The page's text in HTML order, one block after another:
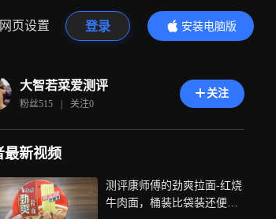
网页设置 登录
安装电脑版
内容更精彩
大智若菜爱测评
粉丝515 | 关注0
关注
最新视频
测评康师傅的劲爽拉面-红烧
牛肉面，桶装比袋装还便